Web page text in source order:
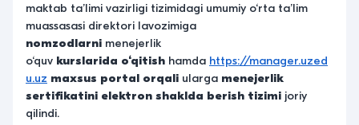
maktab ta’limi vazirligi tizimidagi umumiy o‘rta ta’lim
muassasasi direktori lavozimiga
nomzodlarni menejerlik
o‘quv kurslarida o‘qitish hamda https://manager.uzed
u.uz maxsus portal orqali ularga menejerlik
sertifikatini elektron shaklda berish tizimi joriy
qilindi.